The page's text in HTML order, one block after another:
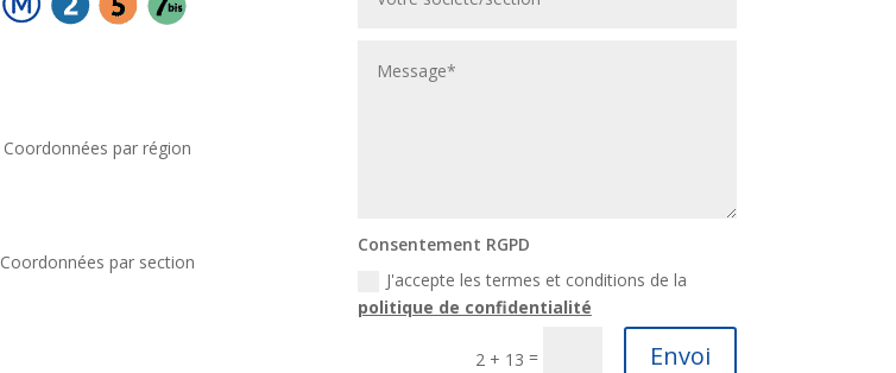
Coordonnées par région
Coordonnées par section
Consentement RGPD
J'accepte les termes et conditions de la
politique de confidentialité
2 + 13 = Envoi